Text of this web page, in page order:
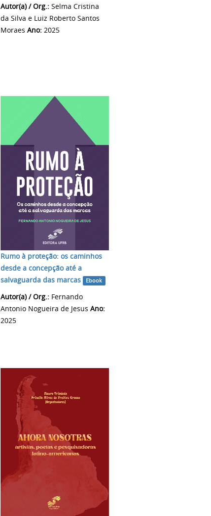
Autor(a) / Org.: Selma Cristina
da Silva e Luiz Roberto Santos
Moraes Ano: 2025
Rumo à proteção: os caminhos
desde a concepção até a
salvaguarda das marcas
Ebook
Autor(a) / Org.: Fernando
Antonio Nogueira de Jesus Ano:
2025